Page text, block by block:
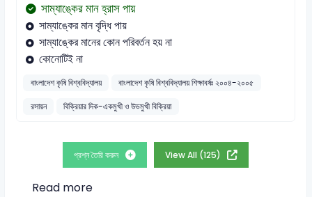
সাম্যাঙ্কের মান হ্রাস পায়
সাম্যাঙ্কের মান বৃদ্ধি পায়
সাম্যাঙ্কের মানের কোন পরিবর্তন হয় না
কোনােটিই না
বাংলাদেশ কৃষি বিশ্ববিদ্যালয়
বাংলাদেশ কৃষি বিশ্ববিদ্যালয় শিক্ষাবর্ষঃ ২০০৪-২০০৫
রসায়ন
বিক্রিয়ার দিক-একমুখী ও উভমুখী বিক্রিয়া
প্রশ্ন তৈরি করুন View All (125)
Read more